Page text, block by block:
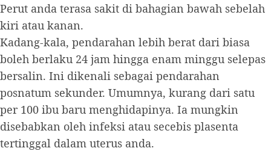
Perut anda terasa sakit di bahagian bawah sebelah
kiri atau kanan.
Kadang-kala, pendarahan lebih berat dari biasa
boleh berlaku 24 jam hingga enam minggu selepas
bersalin. Ini dikenali sebagai pendarahan
posnatum sekunder. Umumnya, kurang dari satu
per 100 ibu baru menghidapinya. Ia mungkin
disebabkan oleh infeksi atau secebis plasenta
tertinggal dalam uterus anda.